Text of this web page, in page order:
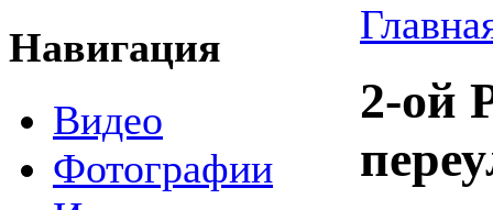
Навигация
Видео
Фотографии
2-ой